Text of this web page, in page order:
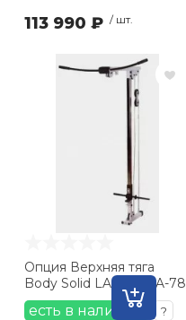
113 990 ₽ / шт.
Опция Верхняя тяга
Body Solid LA-78/GLA-78
есть в наличии ?